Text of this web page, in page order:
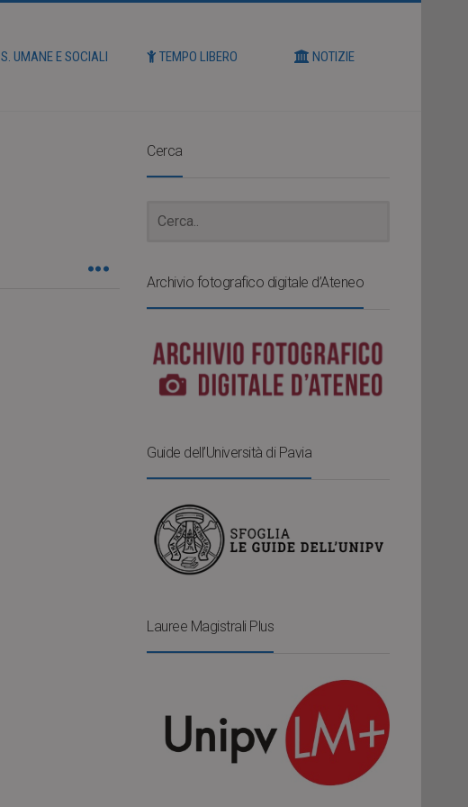
S. UMANE E SOCIALI TEMPO LIBERO NOTIZIE
Cerca
Archivio fotografico digitale d’Ateneo
Guide dell’Università di Pavia
Lauree Magistrali Plus